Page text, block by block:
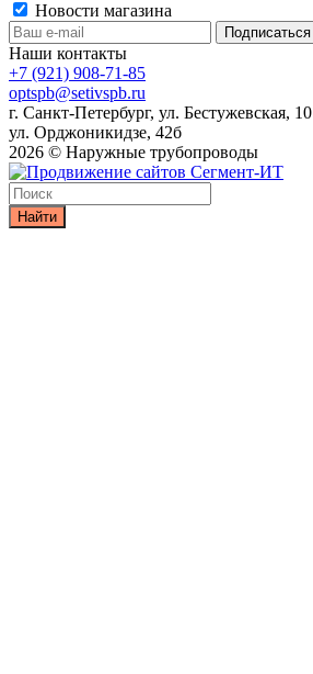
Новости магазина
Наши контакты
+7 (921) 908-71-85
optspb@setivspb.ru
г. Санкт-Петербург, ул. Бестужевская, 10
ул. Орджоникидзе, 42б
2026 © Наружные трубопроводы
Найти